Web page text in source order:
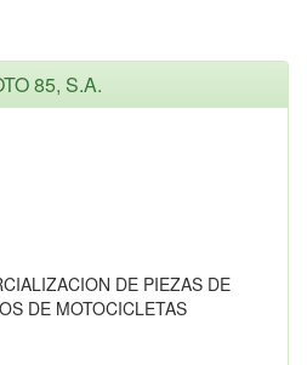
85, S.A.
DE PIEZAS DE
DE MOTOCICLETAS